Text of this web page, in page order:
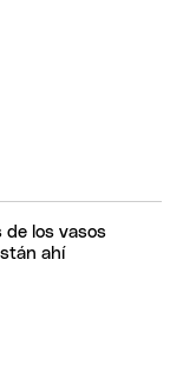
de los vasos
ahí